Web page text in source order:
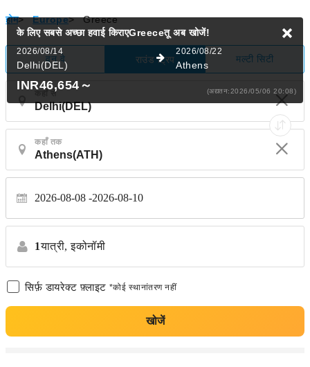
होम> Europe> Greece
वन वे राउंड ट्रिप मल्टी सिटी
कहाँ से
कहाँ तक
2026-08-08 2026-08-10
1यात्री, इकोनॉमी
सिर्फ़ डायरेक्ट फ़्लाइट *कोई स्थानांतरण नहीं
खोजें
के लिए सबसे अच्छा हवाई किराएGreeceतूअब खोजें!
2026/08/14
Delhi(DEL)
2026/08/22
Athens
INR46,654 ～ (अद्यतन:2026/05/06 20:08)